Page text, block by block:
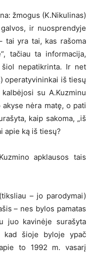
žmogus (K.Nikulinas)
ir nuosprendyje
tai yra tai, kas rašoma
tačiau ta informacija,
šiol nepatikrinta. Ir net
operatyvininkai iš tiesų
su A.Kuzminu
nėra matę, o pati
kaip sakoma, „iš
apie ką iš tiesų?
apklausos tais
– jo parodymai)
– nes bylos pamatas
juo kavinėje surašyta
kad šioje byloje ypač
to 1992 m. vasarį